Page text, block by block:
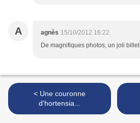
A agnès 15/10/2012 16:22
De magnifiques photos, un joli billet
< Une couronne
d'hortensia...